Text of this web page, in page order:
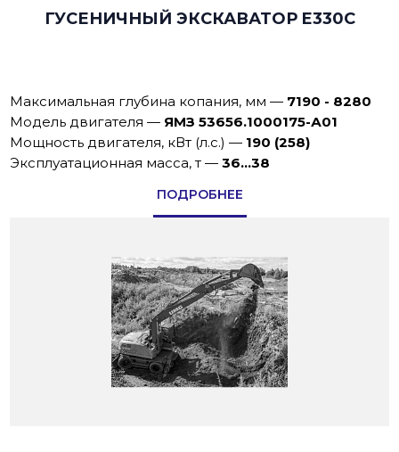
ГУСЕНИЧНЫЙ ЭКСКАВАТОР E330C
Максимальная глубина копания, мм — 7190 - 8280
Модель двигателя — ЯМЗ 53656.1000175-А01
Мощность двигателя, кВт (л.с.) — 190 (258)
Эксплуатационная масса, т —36…38
ПОДРОБНЕЕ